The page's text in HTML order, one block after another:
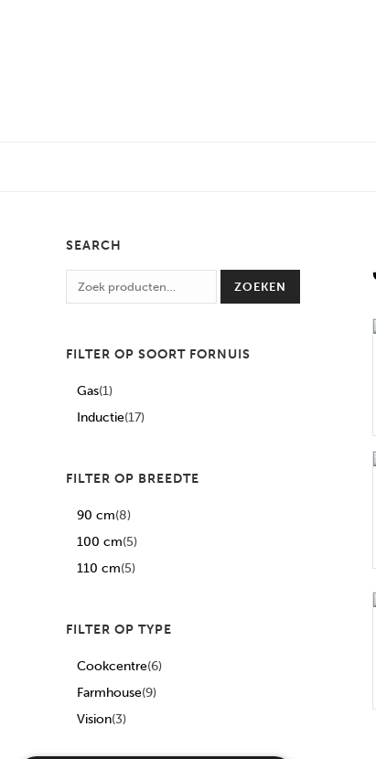
SEARCH
ZOEKEN
FILTER OP SOORT FORNUIS
Gas(1)
Inductie(17)
FILTER OP BREEDTE
90 cm(8)
100 cm(5)
110 cm(5)
FILTER OP TYPE
Cookcentre(6)
Farmhouse(9)
Vision(3)